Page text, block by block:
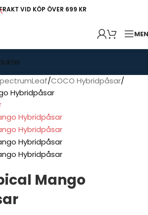
VID KÖP ÖVER 699 KR
COCO Hybridpåsar
Hybridpåsar
Mango